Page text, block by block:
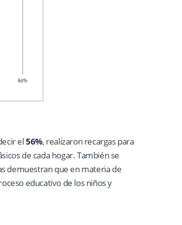
el56%, realizaron recargas para
de cada hogar. También se
demuestran que en materia de
educativo de los niños y